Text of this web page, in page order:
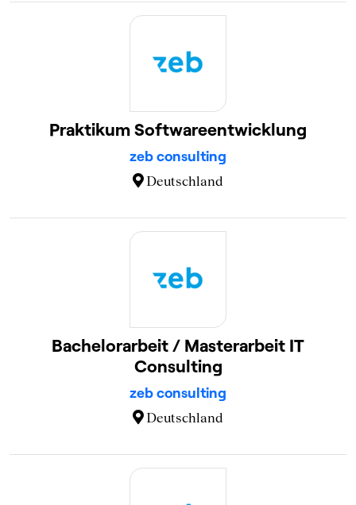
Praktikum Softwareentwicklung
zeb consulting
Deutschland
Bachelorarbeit / Masterarbeit IT
Consulting
zeb consulting
Deutschland